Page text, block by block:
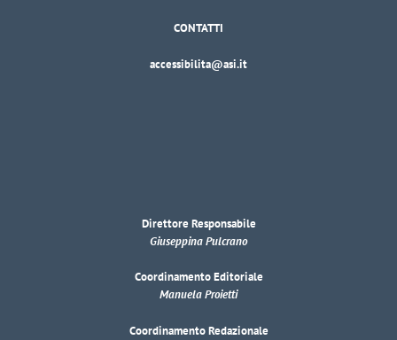
CONTATTI
accessibilita@asi.it
Direttore Responsabile
Giuseppina Pulcrano
Coordinamento Editoriale
Manuela Proietti
Coordinamento Redazionale